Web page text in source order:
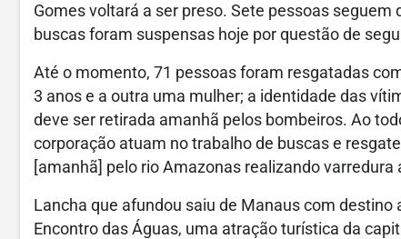
Gomes voltará a ser preso. Sete pessoas
buscas foram suspensas hoje por questão de
Até o momento, 71 pessoas foram resgatadas
3 anos e a outra uma mulher; a identidade das
deve ser retirada amanhã pelos bombeiros. Ao
corporação atuam no trabalho de buscas e
[amanhã] pelo rio Amazonas realizando varredura
Lancha que afundou saiu de Manaus com
Encontro das Águas, uma atração turística da